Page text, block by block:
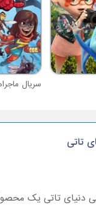
سریال
تاتی
دنیای تاتی یک محصول